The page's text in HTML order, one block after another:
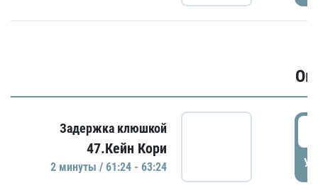
Задержка клюшкой
47.Кейн Кори
2 минуты / 61:24 - 63:24